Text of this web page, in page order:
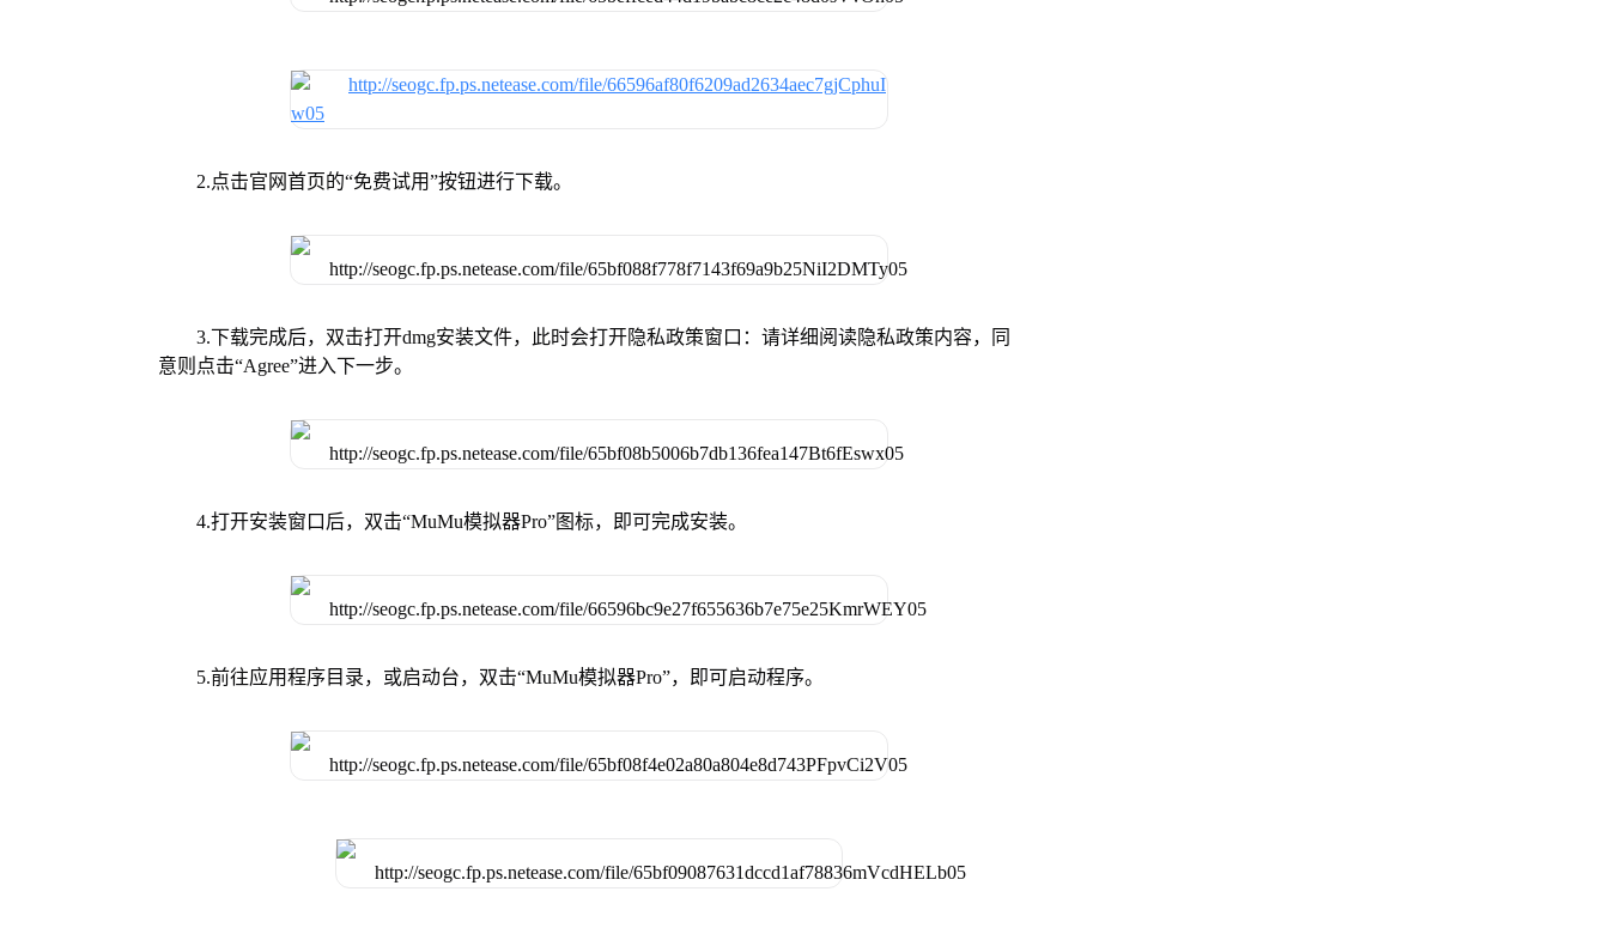
2.点击官网首页的“免费试用”按钮进行下载。
3.下载完成后，双击打开dmg安装文件，此时会打开隐私政策窗口：请详细阅读隐私政策内容，同
意则点击“Agree”进入下一步。
4.打开安装窗口后，双击“MuMu模拟器Pro”图标，即可完成安装。
5.前往应用程序目录，或启动台，双击“MuMu模拟器Pro”，即可启动程序。